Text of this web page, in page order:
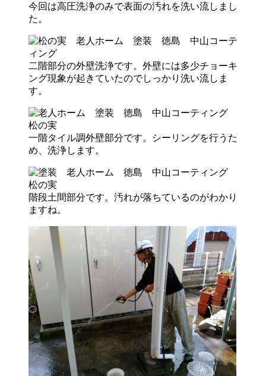
今回は高圧洗浄のみで表面の汚れを洗い流しまし
た。
二階部分の外壁洗浄です。外壁には多少チョーキ
ング現象が起きていたのでしっかり洗い流しま
す。
一階タイル調外壁部分です。シーリングを行うた
め、洗浄します。
階段土間部分です。汚れが落ちているのがわかり
ますね。